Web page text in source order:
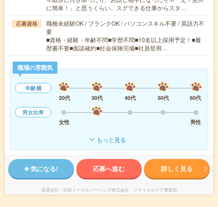
に簡単！」と思うくらい、スグできる仕事からスタ…
応募資格
職種未経験OK / ブランクOK / パソコンスキル不要 / 英語力不
要
■資格・経験・年齢不問■学歴不問■10名以上採用予定！■履
歴書不要■面談確約■社会保険完備■社員登用…
職場の雰囲気
年齢層
20代
30代 40代 50代
60代
男女比率
女性
男性
もっと見る
気になる! 応募へ進む 詳しく見る
派遣会社 日研トータルソーシング株式会社 メディカルケア事業部